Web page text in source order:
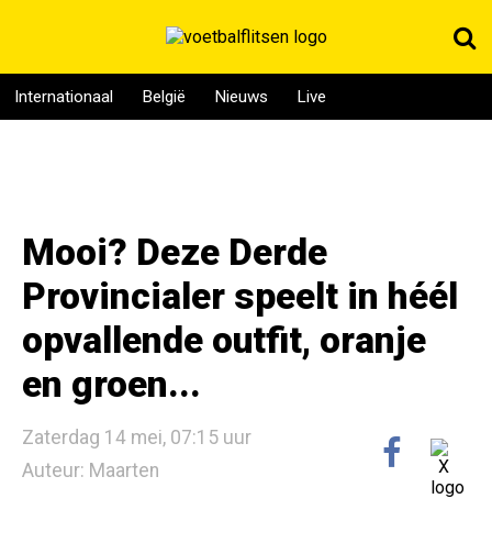
Internationaal België Nieuws Live
Mooi? Deze Derde
Provincialer speelt in héél
opvallende outfit, oranje
en groen...
Zaterdag 14 mei, 07:15 uur
Auteur: Maarten